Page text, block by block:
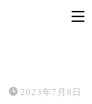
2023年7月8日